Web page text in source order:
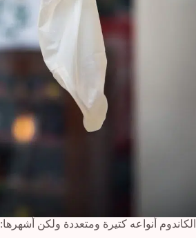
الكاندوم أنواعه كتيرة ومتعددة ولكن أشهرها: